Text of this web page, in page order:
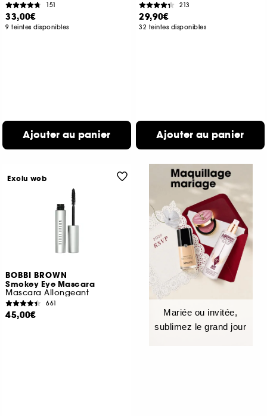
151
33,00€
9 teintes disponibles
Ajouter au panier
213
29,90€
32 teintes disponibles
Ajouter au panier
BOBBI BROWN
Smokey Eye Mascara
Mascara Allongeant
661
45,00€
Exclu web
Mariée ou invitée,
sublimez le grand jour